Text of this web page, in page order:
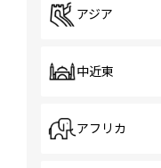
アジア
中近東
アフリカ